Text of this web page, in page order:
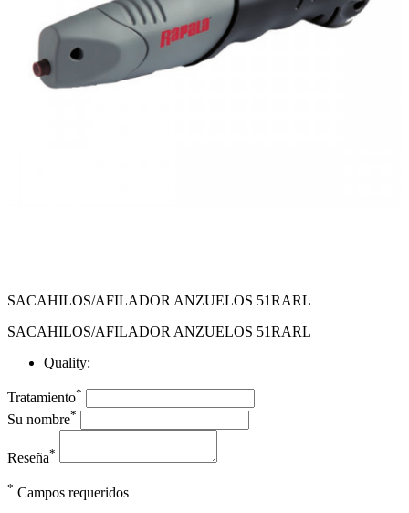
SACAHILOS/AFILADOR ANZUELOS 51RARL
SACAHILOS/AFILADOR ANZUELOS 51RARL
Quality:
Tratamiento*
Su nombre*
Reseña*
* Campos requeridos